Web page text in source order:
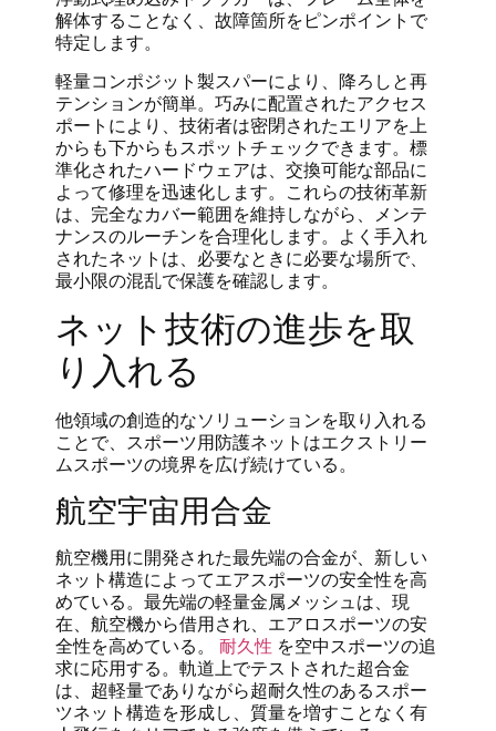
解体することなく、故障箇所をピンポイントで
特定します。
軽量コンポジット製スパーにより、降ろしと再
テンションが簡単。巧みに配置されたアクセス
ポートにより、技術者は密閉されたエリアを上
からも下からもスポットチェックできます。標
準化されたハードウェアは、交換可能な部品に
よって修理を迅速化します。これらの技術革新
は、完全なカバー範囲を維持しながら、メンテ
ナンスのルーチンを合理化します。よく手入れ
されたネットは、必要なときに必要な場所で、
最小限の混乱で保護を確認します。
ネット技術の進歩を取
り入れる
他領域の創造的なソリューションを取り入れる
ことで、スポーツ用防護ネットはエクストリー
ムスポーツの境界を広げ続けている。
航空宇宙用合金
航空機用に開発された最先端の合金が、新しい
ネット構造によってエアスポーツの安全性を高
めている。最先端の軽量金属メッシュは、現
在、航空機から借用され、エアロスポーツの安
全性を高めている。 耐久性 を空中スポーツの追
求に応用する。軌道上でテストされた超合金
は、超軽量でありながら超耐久性のあるスポー
ツネット構造を形成し、質量を増すことなく有